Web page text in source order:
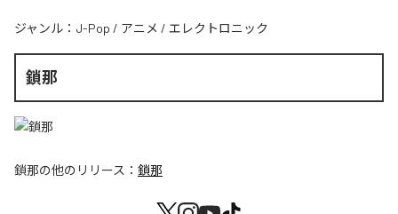
ジャンル： J-Pop / アニメ / エレクトロニック
鎖那
鎖那の他のリリース： 鎖那